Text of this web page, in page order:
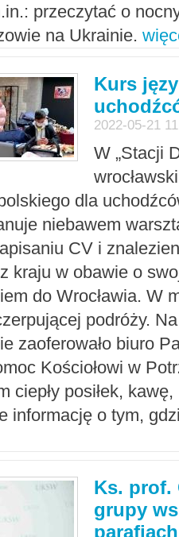
przeczytać o
na Ukrainie.
Kurs
2022-05-21
W „Stacji
dla
niebawem
CV i
kraju w obawie o
do Wrocławia. W
podróży.
zaoferowało biuro
Kościołowi w
ciepły posiłek,
informację o tym,
Ks. prof.
grupy
parafiach